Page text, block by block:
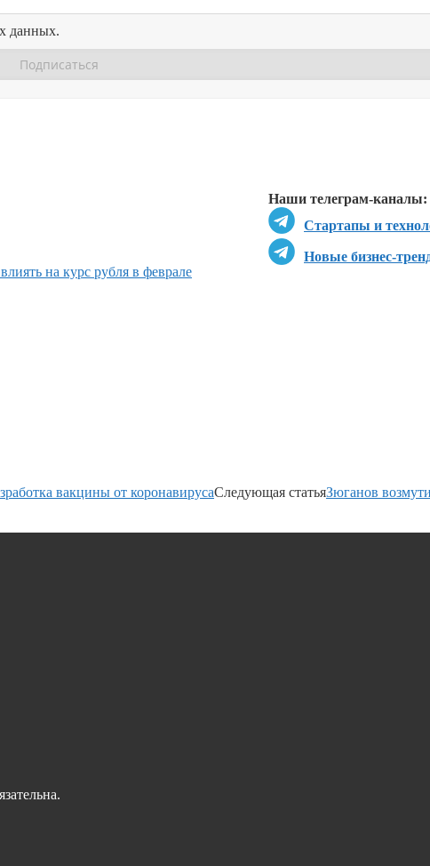
данных.
Наши телеграм-каналы:
Стартапы и
Новые бизнес-
на курс рубля в феврале
вакцины от коронавирусаСледующая статьяЗюганов